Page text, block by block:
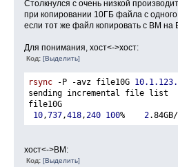
Столкнулся с очень низкой
при копировании 10ГБ файла с одного
если тот же файл копировать с ВМ на
Для понимания, хост<->хост:
Код: [Выделить]
rsync -P -avz file10G
sending incremental file list
file10G
10,737,418,240 100% 2
хост<->ВМ:
Код: [Выделить]